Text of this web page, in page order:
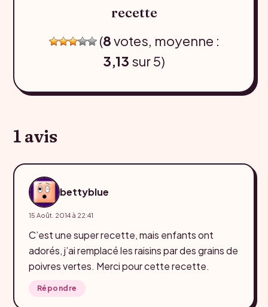
recette
(8votes, moyenne :
3,13 sur 5)
1 avis
bettyblue
15 Août. 2014 à 22:41
C’est une super recette, mais enfants ont
adorés, j’ai remplacé les raisins par des grains de
poivres vertes. Merci pour cette recette.
Répondre